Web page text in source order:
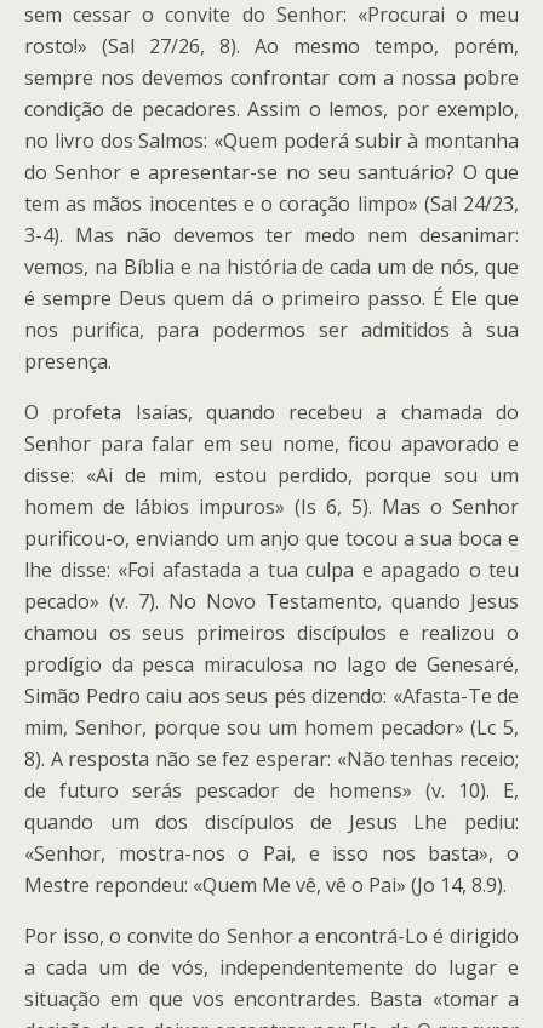
sem cessar o convite do Senhor: «Procurai o meu
rosto!» (Sal 27/26, 8). Ao mesmo tempo, porém,
sempre nos devemos confrontar com a nossa pobre
condição de pecadores. Assim o lemos, por exemplo,
no livro dos Salmos: «Quem poderá subir à montanha
do Senhor e apresentar-se no seu santuário? O que
tem as mãos inocentes e o coração limpo» (Sal 24/23,
3-4). Mas não devemos ter medo nem desanimar:
vemos, na Bíblia e na história de cada um de nós, que
é sempre Deus quem dá o primeiro passo. É Ele que
nos purifica, para podermos ser admitidos à sua
presença.
O profeta Isaías, quando recebeu a chamada do
Senhor para falar em seu nome, ficou apavorado e
disse: «Ai de mim, estou perdido, porque sou um
homem de lábios impuros» (Is 6, 5). Mas o Senhor
purificou-o, enviando um anjo que tocou a sua boca e
lhe disse: «Foi afastada a tua culpa e apagado o teu
pecado» (v. 7). No Novo Testamento, quando Jesus
chamou os seus primeiros discípulos e realizou o
prodígio da pesca miraculosa no lago de Genesaré,
Simão Pedro caiu aos seus pés dizendo: «Afasta-Te de
mim, Senhor, porque sou um homem pecador» (Lc 5,
8). A resposta não se fez esperar: «Não tenhas receio;
de futuro serás pescador de homens» (v. 10). E,
quando um dos discípulos de Jesus Lhe pediu:
«Senhor, mostra-nos o Pai, e isso nos basta», o
Mestre repondeu: «Quem Me vê, vê o Pai» (Jo 14, 8.9).
Por isso, o convite do Senhor a encontrá-Lo é dirigido
a cada um de vós, independentemente do lugar e
situação em que vos encontrardes. Basta «tomar a